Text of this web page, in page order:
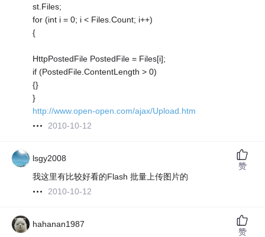
st.Files;
for (int i = 0; i < Files.Count; i++)
{
HttpPostedFile PostedFile = Files[i];
if (PostedFile.ContentLength > 0)
{}
}
http://www.open-open.com/ajax/Upload.htm
2010-10-12
lsgy2008
我这里有比较好看的Flash 批量上传图片的
2010-10-12
赞
hahanan1987
赞